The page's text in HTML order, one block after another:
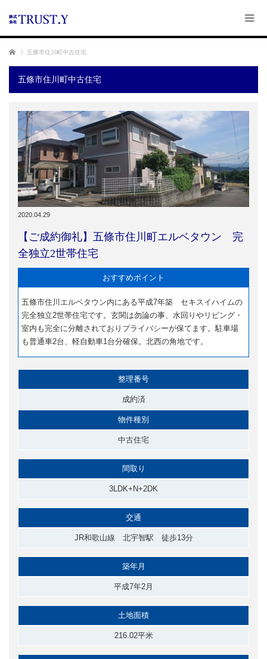
ホーム 五條市住川町中古住宅
五條市住川町中古住宅
2020.04.29
【ご成約御礼】五條市住川町エルベタウン 完
全独立2世帯住宅
おすすめポイント
五條市住川エルベタウン内にある平成7年築 セキスイハイムの
完全独立2世帯住宅です。玄関は勿論の事、水回りやリビング・
室内も完全に分離されておりプライバシーが保てます。駐車場
も普通車2台、軽自動車1台分確保。北西の角地です。
整理番号
成約済
物件種別
中古住宅
間取り
3LDK+N+2DK
交通
JR和歌山線 北宇智駅 徒歩13分
築年月
平成7年2月
土地面積
216.02平米